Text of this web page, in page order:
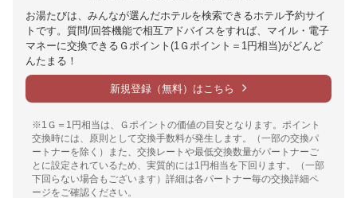
お湯たびは、みんなが選んだホテルを検索できるホテル予約サイ
トです。質問/回答機能で相互アドバイスをすれば、マイル・電子
マネーに交換できるＧポイント(1Ｇポイント＝1円相当)がどんど
んたまる！
新規登録（無料）はこちら
※1Ｇ＝1円相当は、Ｇポイントの価値の目安となります。ポイント
交換時には、原則として交換手数料が発生します。（一部の交換パ
ートナーを除く）また、交換レートや最低交換数量がパートナーご
とに設定されているため、実質的には1円相当を下回ります。（一部
下回らない場合もございます）詳細は各パートナー毎の交換詳細ペ
ージをご確認ください。